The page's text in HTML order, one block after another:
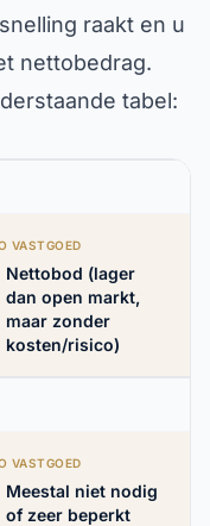
raakt en u
nettobedrag.
tabel:
VASTGOED
Nettobod (lager
dan open markt,
maar zonder
kosten/risico)
VASTGOED
Meestal niet nodig
of zeer beperkt